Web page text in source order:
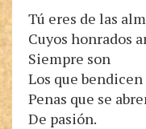
Tú eres de las
Cuyos honrados
Siempre son
Los que bendicen
Penas que se
De pasión.